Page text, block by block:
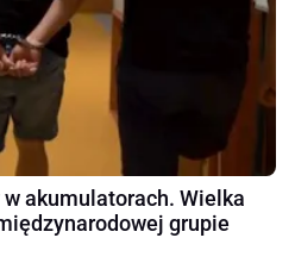
akumulatorach. Wielka
grupie